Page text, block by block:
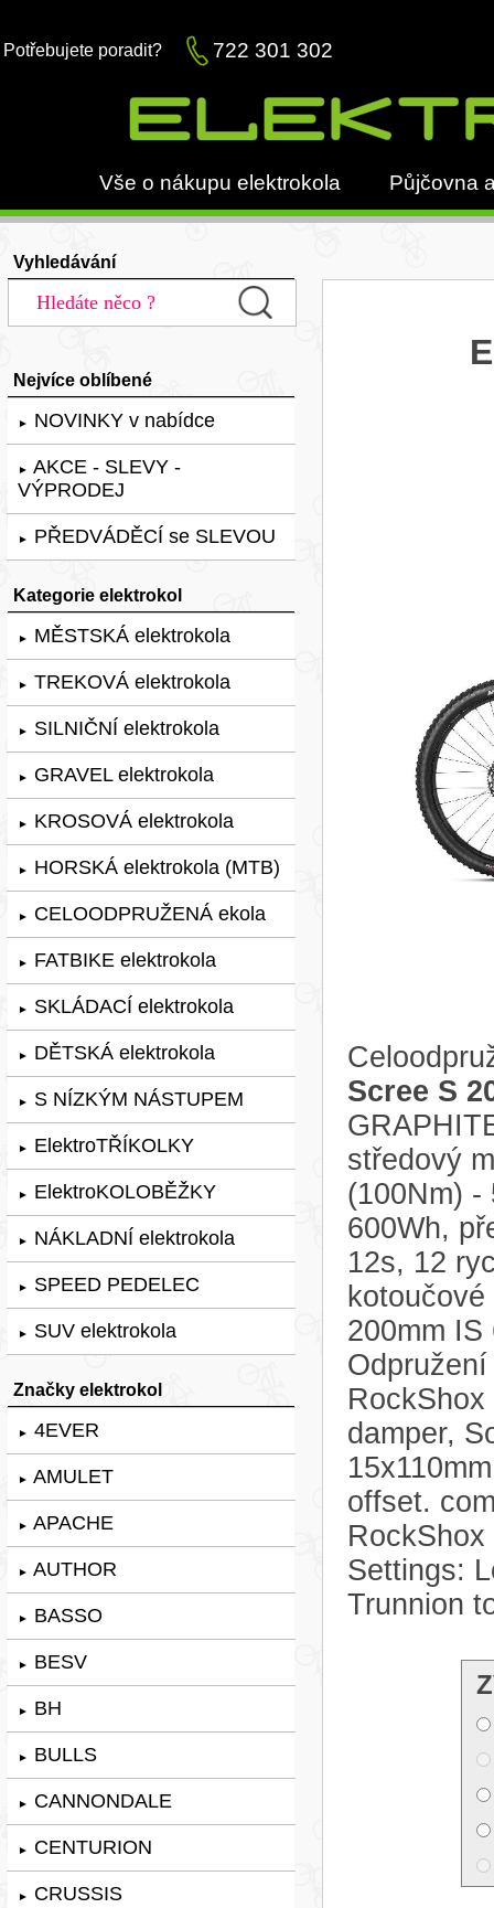
Potřebujete poradit? 722 301 302
Vše o nákupu elektrokola Půjčovna
Vyhledávání
Nejvíce oblíbené
► NOVINKY v nabídce
► AKCE - SLEVY -
VÝPRODEJ
► PŘEDVÁDĚCÍ se SLEVOU
Kategorie elektrokol
► MĚSTSKÁ elektrokola
► TREKOVÁ elektrokola
► SILNIČNÍ elektrokola
► GRAVEL elektrokola
► KROSOVÁ elektrokola
► HORSKÁ elektrokola (MTB)
► CELOODPRUŽENÁ ekola
► FATBIKE elektrokola
► SKLÁDACÍ elektrokola
► DĚTSKÁ elektrokola
► S NÍZKÝM NÁSTUPEM
► ElektroTŘÍKOLKY
► ElektroKOLOBĚŽKY
► NÁKLADNÍ elektrokola
► SPEED PEDELEC
► SUV elektrokola
Značky elektrokol
► 4EVER
► AMULET
► APACHE
► AUTHOR
► BASSO
► BESV
► BH
► BULLS
► CANNONDALE
► CENTURION
► CRUSSIS
Scree S
středový
(100Nm) -
600Wh,
12s, 12
200mm
damper,
offset.
Settings:
Trunnion